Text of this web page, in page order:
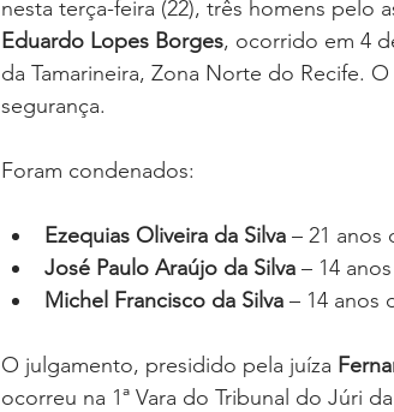
nesta terça-feira (22), três homens pelo
Eduardo Lopes Borges, ocorrido em 4
da Tamarineira, Zona Norte do Recife.
segurança.
Foram condenados:
Ezequias Oliveira da Silva – 21 anos
José Paulo Araújo da Silva – 14
Michel Francisco da Silva – 14 anos
O julgamento, presidido pela juíza
ocorreu na 1ª Vara do Tribunal do Júri